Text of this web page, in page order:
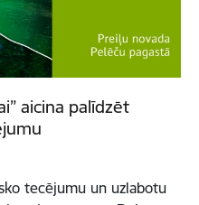
aicina palīdzēt
tecējumu un uzlabotu